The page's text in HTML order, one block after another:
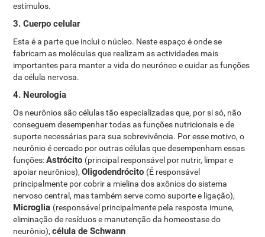
estímulos.
3. Cuerpo celular
Esta é a parte que inclui o núcleo. Neste espaço é onde se
fabricam as moléculas que realizam as actividades mais
importantes para manter a vida do neuróneo e cuidar as funções
da célula nervosa.
4. Neurologia
Os neurônios são células tão especializadas que, por si só, não
conseguem desempenhar todas as funções nutricionais e de
suporte necessárias para sua sobrevivência. Por esse motivo, o
neurônio é cercado por outras células que desempenham essas
funções:Astrócito (principal responsável por nutrir, limpar e
apoiar neurônios),Oligodendrócito (É responsável
principalmente por cobrir a mielina dos axônios do sistema
nervoso central, mas também serve como suporte e ligação),
Microglia (responsável principalmente pela resposta imune,
eliminação de resíduos e manutenção da homeostase do
neurônio),célula de Schwann